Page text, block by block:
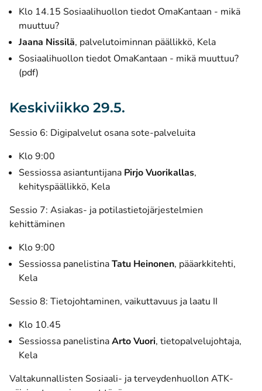
Klo 14.15 Sosiaalihuollon tiedot OmaKantaan - mikä
muuttuu?
Jaana Nissilä, palvelutoiminnan päällikkö, Kela
Sosiaalihuollon tiedot OmaKantaan - mikä muuttuu?
(pdf)
Keskiviikko 29.5.
Sessio 6: Digipalvelut osana sote-palveluita
Klo 9:00
Sessiossa asiantuntijana Pirjo Vuorikallas,
kehityspäällikkö, Kela
Sessio 7: Asiakas- ja potilastietojärjestelmien
kehittäminen
Klo 9:00
Sessiossa panelistinaTatu Heinonen, pääarkkitehti,
Kela
Sessio 8: Tietojohtaminen, vaikuttavuus ja laatu II
Klo 10.45
Sessiossa panelistinaArto Vuori, tietopalvelujohtaja,
Kela
Valtakunnallisten Sosiaali- ja terveydenhuollon ATK-